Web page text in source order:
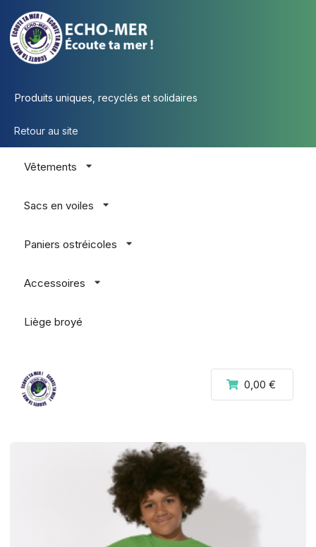
Produits uniques, recyclés et solidaires
Retour au site
Vêtements
Sacs en voiles
Paniers ostréicoles
Accessoires
Liège broyé
0,00 €